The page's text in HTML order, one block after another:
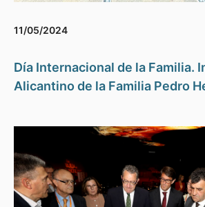
11/05/2024
Día Internacional de la Familia.
Alicantino de la Familia Pedro